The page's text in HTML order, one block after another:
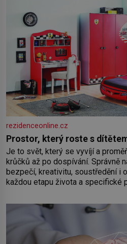
rezidenceonline.cz
Prostor, který roste s
Je to svět, který se vyvíjí a
krůčků až po dospívání. Správně
bezpečí, kreativitu, soustředění i
každou etapu života a specifické
by pokoj miminka měl působit
Předškolní věk je